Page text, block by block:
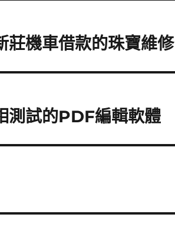
莊機車借款的珠寶維修
測試的PDF編輯軟體